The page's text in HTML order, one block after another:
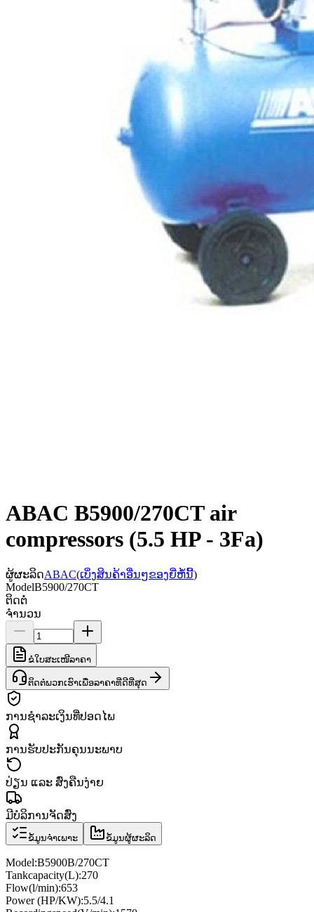
ABAC B5900/270CT air
compressors (5.5 HP - 3Fa)
ຜູ້ຜະລິດABAC(ເບິ່ງສິນຄ້າອື່ນໆຂອງຍີ່ຫໍ້ນີ້)
ModelB5900/270CT
ຕິດຕໍ່
ຈຳນວນ
ຂໍໃບສະເໜີລາຄາ
ຕິດຕໍ່ພວກເຮົາເພື່ອລາຄາທີ່ດີທີ່ສຸດ
ການຊຳລະເງິນທີ່ປອດໄພ
ການຮັບປະກັນຄຸນນະພາບ
ປ່ຽນ ແລະ ສົ່ງຄືນງ່າຍ
ມີບໍລິການຈັດສົ່ງ
ຂໍ້ມູນຈຳເພາະ ຂໍ້ມູນຜູ້ຜະລິດ
Model:B5900B/270CT
Tankcapacity(L):270
Flow(l/min):653
Power (HP/KW):5.5/4.1